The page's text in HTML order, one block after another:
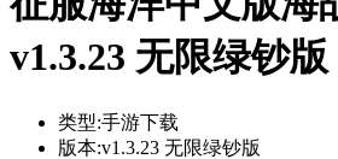
v1.3.23 无限绿钞版
类型:手游下载
版本:v1.3.23 无限绿钞版